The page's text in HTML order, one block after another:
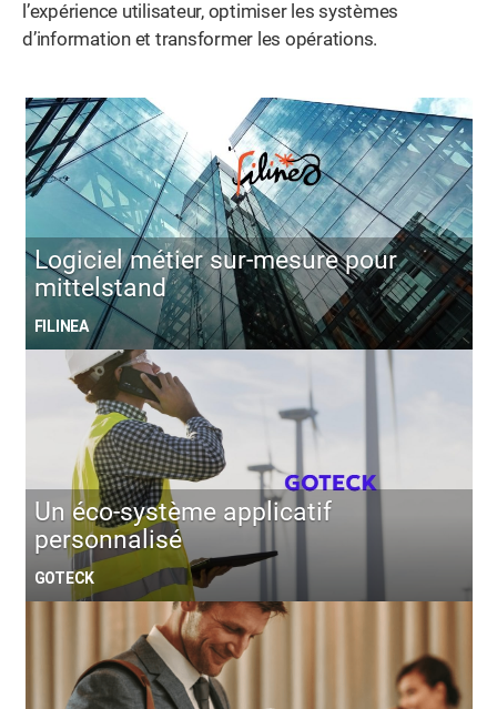
l’expérience utilisateur, optimiser les systèmes
d’information et transformer les opérations.
Logiciel métier sur-mesure pour
mittelstand
FILINEA
Un éco-système applicatif
personnalisé
GOTECK